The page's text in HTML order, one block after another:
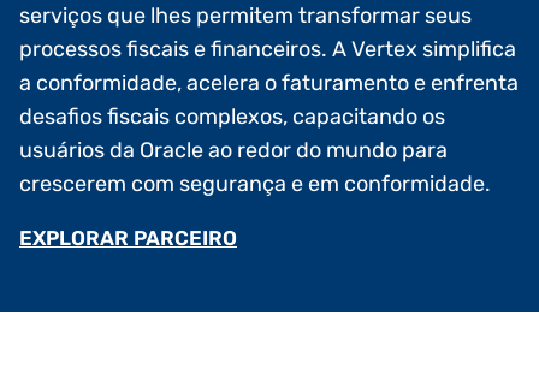
serviços que lhes permitem transformar seus
processos fiscais e financeiros. A Vertex simplifica
a conformidade, acelera o faturamento e enfrenta
desafios fiscais complexos, capacitando os
usuários da Oracle ao redor do mundo para
crescerem com segurança e em conformidade.
EXPLORAR PARCEIRO